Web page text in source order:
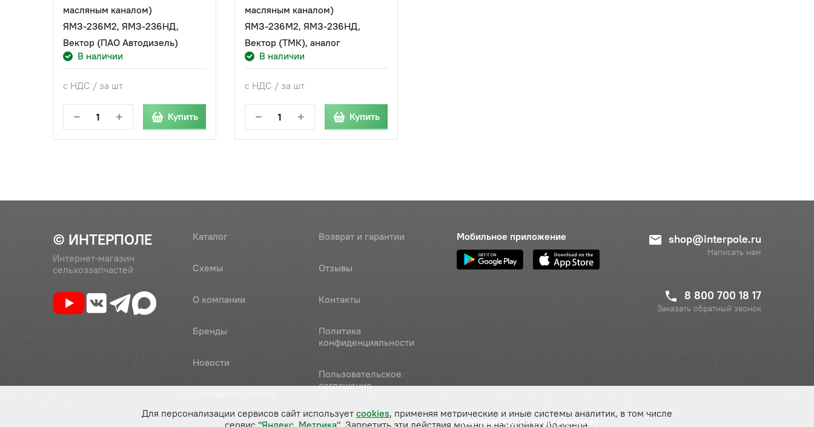
масляным каналом)
ЯМЗ-236М2, ЯМЗ-236НД,
Вектор (ПАО Автодизель)
В наличии
с НДС / за шт
− + Купить
масляным каналом)
ЯМЗ-236М2, ЯМЗ-236НД,
Вектор (ТМК), аналог
В наличии
с НДС / за шт
− + Купить
© ИНТЕРПОЛЕ
Интернет-магазин
сельхоззапчастей
Каталог
Схемы
О компании
Бренды
Новости
Возврат и гарантии
Отзывы
Контакты
Политика
конфиденциальности
Пользовательское
соглашение
Мобильное приложение shop@interpole.ru
Написать нам
8 800 700 18 17
Заказать обратный звонок
Подпишитесь на нашу рассылку
Для персонализации сервисов сайт использует cookies, применяя метрические и иные системы аналитик, в том числе
сервис "Яндекс. Метрика". Запретить эти действия можно в настройках браузера.